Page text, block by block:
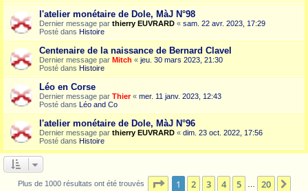
l'atelier monétaire de Dole, MàJ N°98
Dernier message par thierry EUVRARD « sam. 22 avr. 2023, 17:29
Posté dans Histoire
Centenaire de la naissance de Bernard Clavel
Dernier message par Mitch « jeu. 30 mars 2023, 21:30
Posté dans Histoire
Léo en Corse
Dernier message par Thier« mer. 11 janv. 2023, 12:43
Posté dans Léo and Co
l'atelier monétaire de Dole, MàJ N°96
Dernier message par thierry EUVRARD « dim. 23 oct. 2022, 17:56
Posté dans Histoire
Plus de 1000 résultats ont été trouvés Page 1sur20
1 2 3 4 5 20